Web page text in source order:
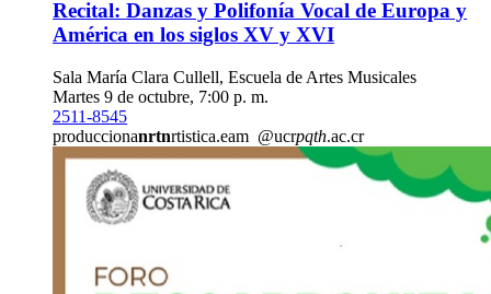
Recital: Danzas y Polifonía Vocal de Europa y
América en los siglos XV y XVI
Sala María Clara Cullell, Escuela de Artes Musicales
Martes 9 de octubre, 7:00 p. m.
2511-8545
produccionanrtnrtistica.eam @ucrpqth.ac.cr